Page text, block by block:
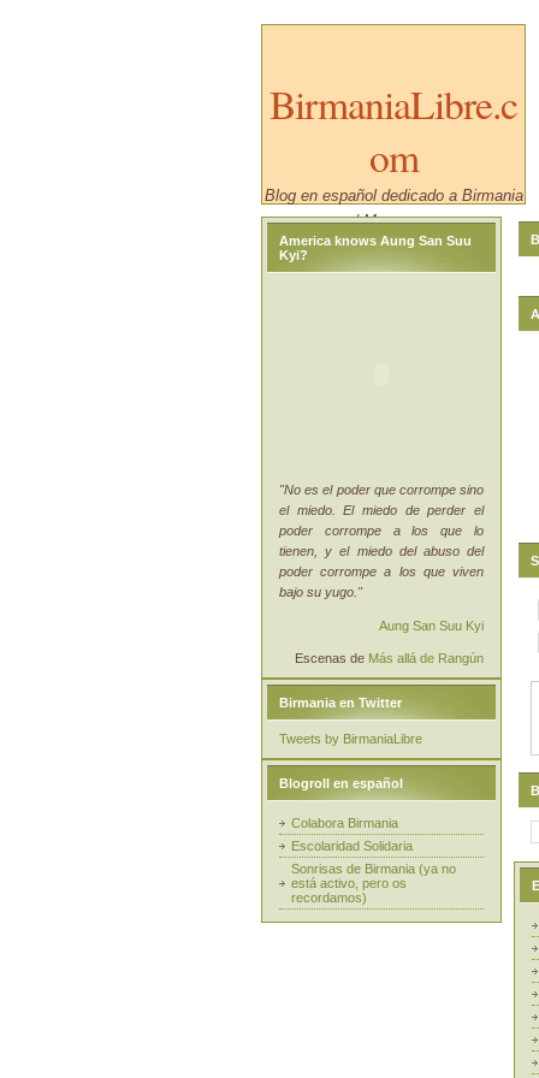
BirmaniaLibre.c
om
Blog en español dedicado a Birmania
/ Myanmar.
America knows Aung San Suu
Kyi?
"No es el poder que corrompe sino
el miedo. El miedo de perder el
poder corrompe a los que lo
tienen, y el miedo del abuso del
poder corrompe a los que viven
bajo su yugo."
Aung San Suu Kyi
Escenas de Más allá de Rangún
Birmania en Twitter
Tweets by BirmaniaLibre
Blogroll en español
Colabora Birmania
Escolaridad Solidaria
Sonrisas de Birmania (ya no
está activo, pero os
recordamos)